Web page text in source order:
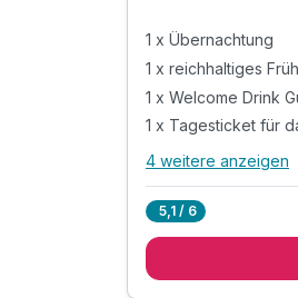
1 x Übernachtung
1 x reichhaltiges
1 x Welcome Drink
1 x Tagesticket für
Alle
4 weitere anzeigen
5,1 / 6